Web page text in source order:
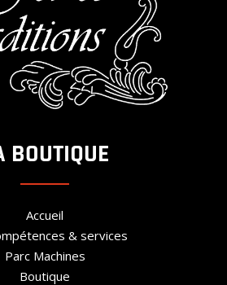
BOUTIQUE
Accueil
& services
Parc Machines
Boutique